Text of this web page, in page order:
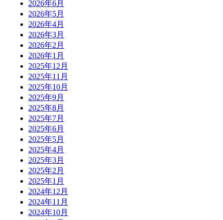
2026年6月
2026年5月
2026年4月
2026年3月
2026年2月
2026年1月
2025年12月
2025年11月
2025年10月
2025年9月
2025年8月
2025年7月
2025年6月
2025年5月
2025年4月
2025年3月
2025年2月
2025年1月
2024年12月
2024年11月
2024年10月